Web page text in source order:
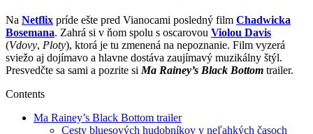
Na Netflix príde ešte pred Vianocami posledný film Chadwicka
Bosemana. Zahrá si v ňom spolu s oscarovou Violou Davis
(Vdovy, Ploty), ktorá je tu zmenená na nepoznanie. Film vyzerá
sviežo aj dojímavo a hlavne dostáva zaujímavý muzikálny štýl.
Presvedčte sa sami a pozrite si Ma Rainey’s Black Bottom trailer.
Contents
Ma Rainey’s Black Bottom trailer
Cesty bluesových hudobníkov v neľahkých časoch